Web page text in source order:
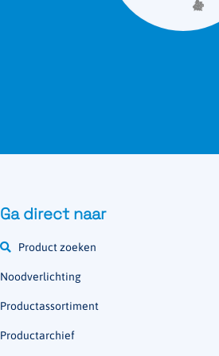
Ga direct naar
Product zoeken
Noodverlichting
Productassortiment
Productarchief